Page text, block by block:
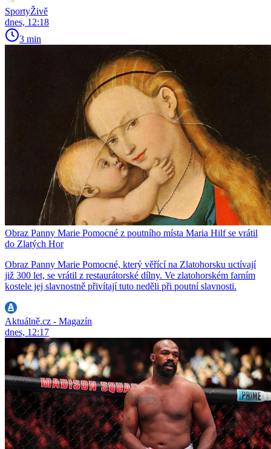
SportyŽivě
dnes, 12:18
3 min
Obraz Panny Marie Pomocné z poutního místa Maria Hilf se vrátil
do Zlatých Hor
Obraz Panny Marie Pomocné, který věřící na Zlatohorsku uctívají
již 300 let, se vrátil z restaurátorské dílny. Ve zlatohorském farním
kostele jej slavnostně přivítají tuto neděli při poutní slavnosti.
Aktuálně.cz - Magazín
dnes, 12:17